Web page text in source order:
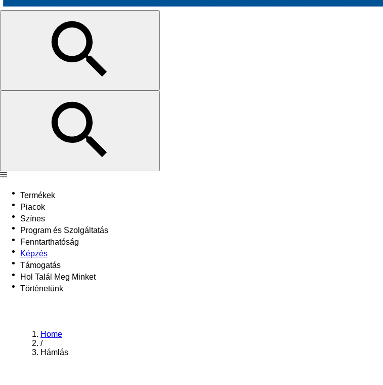
Termékek
Piacok
Színes
Program és Szolgáltatás
Fenntarthatóság
Képzés
Támogatás
Hol Talál Meg Minket
Történetünk
Home
/
Hámlás